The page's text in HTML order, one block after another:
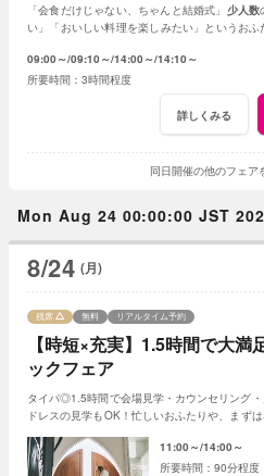
「会食だけじゃない、ちゃんと結婚式」 少人数
い」「おいしい料理を楽しみたい」というおふ
09:00～ 09:10～ 14:00～ 14:10～
3時間程度
詳しくみる
同日開催の他のフェア
Mon Aug 24 00:00:00 JST
8/24 (月)
【時短×充実】1.5時間で大満
ックフェア
残席 無料 リアルタイム予約
タイパ◎1.5時間で会場見学・カウンセリング・
ドレスの見学もOK！忙しいおふたりや、まず
11:00～ 14:00～
90分程度